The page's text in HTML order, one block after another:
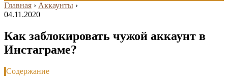
Главная › Аккаунты ›
04.11.2020
Как заблокировать чужой аккаунт в
Инстаграме?
Содержание